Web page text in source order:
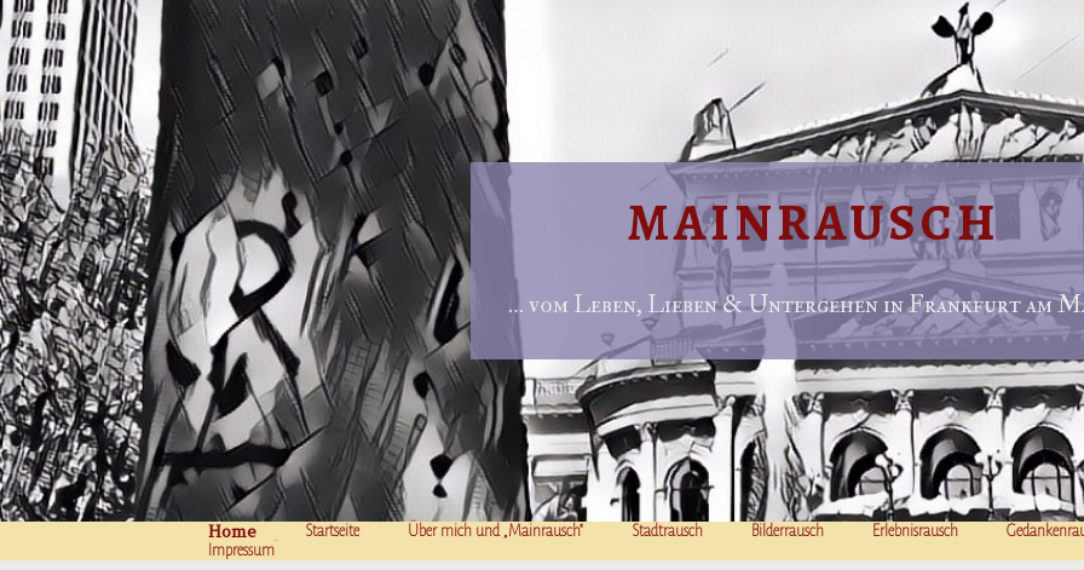
MAINRAUSCH
… vom Leben, Lieben & Untergehen in Frankfurt am
Home Startseite Über mich und „Mainrausch“ Stadtrausch Bilderrausch Erlebnisrausch
Impressum